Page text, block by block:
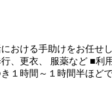
おける手助けをお任
、更衣、 服薬など ■
時間～１時間半ほど